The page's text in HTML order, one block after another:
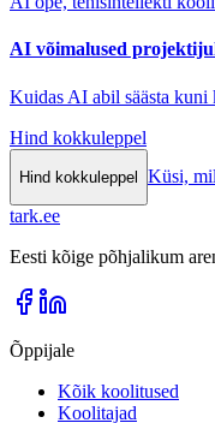
AI võimalused
Kuidas AI abil säästa kuni
Hind kokkuleppel
Hind kokkuleppel Küsi,
tark.ee
Eesti kõige põhjalikum
Õppijale
Kõik koolitused
Koolitajad